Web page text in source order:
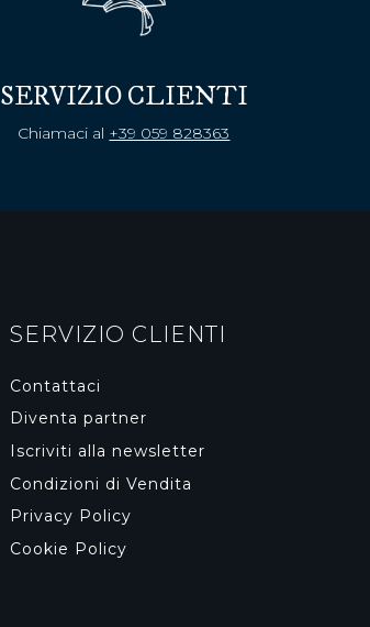
SERVIZIO CLIENTI
Chiamaci al +39 059 828363
SERVIZIO CLIENTI
Contattaci
Diventa partner
Iscriviti alla newsletter
Condizioni di Vendita
Privacy Policy
Cookie Policy